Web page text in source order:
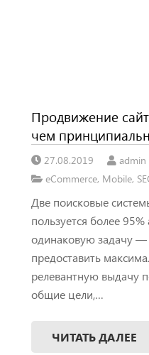
Продвижение
чем
27.08.2019
admin
eCommerce, Mobile,
Две поисковые
пользуется более
одинаковую задачу
предоставить
релевантную выдачу
общие цели,…
ЧИТАТЬ ДАЛЕЕ